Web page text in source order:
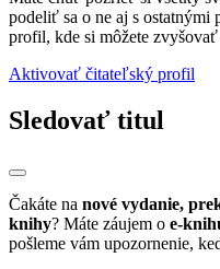
podeliť sa o ne aj s
profil, kde si môžete
Aktivovať čitateľský profil
Sledovať titul
Čakáte na nové vydanie,
knihy? Máte záujem o e-
pošleme vám upozornenie,